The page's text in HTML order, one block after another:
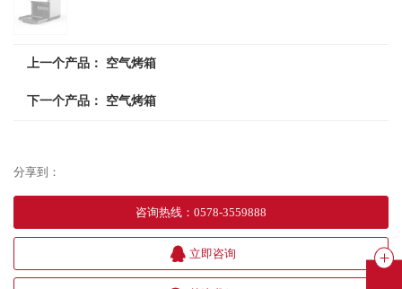
上一个产品： 空气烤箱
下一个产品： 空气烤箱
分享到：
咨询热线 ： 0578-3559888
立即咨询